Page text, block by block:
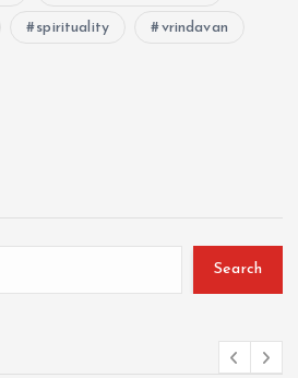
spirituality vrindavan
Search